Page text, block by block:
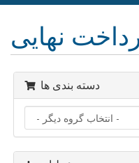
نهایی
دسته بندی ها